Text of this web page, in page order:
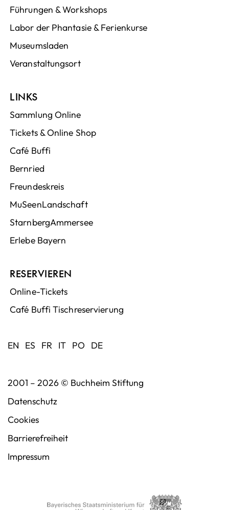
Führungen & Workshops
Labor der Phantasie & Ferienkurse
Museumsladen
Veranstaltungsort
LINKS
Sammlung Online
Tickets & Online Shop
Café Buffi
Bernried
Freundeskreis
MuSeenLandschaft
StarnbergAmmersee
Erlebe Bayern
RESERVIEREN
Online-Tickets
Café Buffi Tischreservierung
EN ES FR IT PO DE
2001 – 2026 © Buchheim Stiftung
Datenschutz
Cookies
Barrierefreiheit
Impressum